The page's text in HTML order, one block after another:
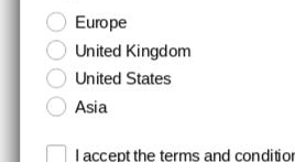
Hold dig opdateret med gode tilbud og
opbevares sikkert og du kan til enhver tid
Europe
United Kingdom
United States
Asia
Terms and conditions
I accept the terms and